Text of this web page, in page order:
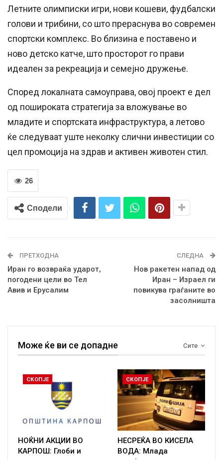
Летните олимписки игри, нови кошеви, фудбалски
голови и трибини, со што прераснува во современ
спортски комплекс. Во близина е поставено и
ново детско катче, што просторот го прави
идеален за рекреација и семејно дружење.
Според локалната самоуправа, овој проект е дел
од пошироката стратегија за вложување во
младите и спортската инфраструктура, а летово
ќе следуваат уште неколку слични инвестиции со
цел промоција на здрав и активен животен стил.
26
Сподели
ПРЕТХОДНА
Иран го возвраќа ударот,
погодени цели во Тел
Авив и Ерусалим
СЛЕДНА
Нов ракетен напад од
Иран – Израел ги
повикува граѓаните во
засолништа
Сите
Може ќе ви се допадне
СКОПЈЕ
НОЌНИ АКЦИИ ВО
КАРПОШ: Глоби и
СКОПЈЕ
НЕСРЕЌА ВО КИСЕЛА
ВОДА: Млада